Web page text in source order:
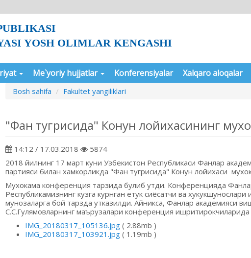
YOSH OLIMLAR KENGASHI
Me`yoriy hujjatlar Konferensiyalar Xalqaro aloqalar
Bosh sahifa Fakultet yangiliklari
"Фан тугрисида" Конун лойихасининг
14:12 / 17.03.2018 5874
2018 йилнинг 17 март куни Узбекистон Республикаси Фанлар
партияси билан хамкорликда "Фан тугрисида" Конун лойихаси
Мухокама конференция тарзида булиб утди. Конференцияда
Республикамизнинг кузга курнган етук сиёсатчи ва
мунозаларга бой тарзда утказилди. Айникса, Фанлар академияси
С.С.Гулямовларнинг маърузалари конференция ишритирокчиларида
IMG_20180317_105136.jpg( 2.88mb )
IMG_20180317_103921.jpg( 1.19mb )